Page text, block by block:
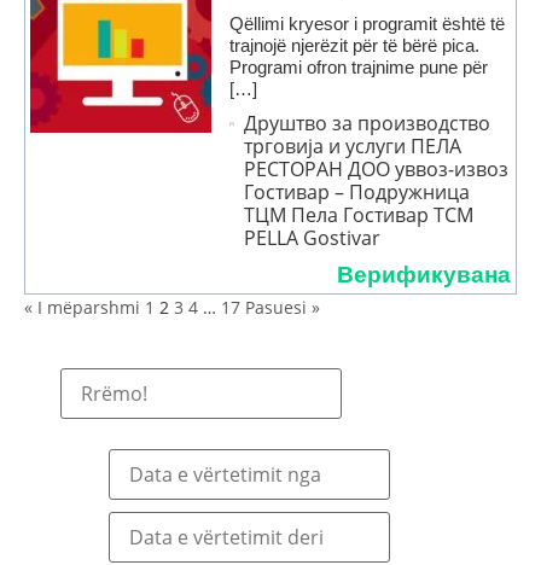
Qëllimi kryesor i programit është të
trajnojë njerëzit për të bërë pica.
Programi ofron trajnime pune për
[…]
Друштво за производство
трговија и услуги ПЕЛА
РЕСТОРАН ДОО уввоз-извоз
Гостивар – Подружница
ТЦМ Пела Гостивар TCM
PELLA Gostivar
Верификувана
« I mëparshmi 1 2 3 4 … 17 Pasuesi »